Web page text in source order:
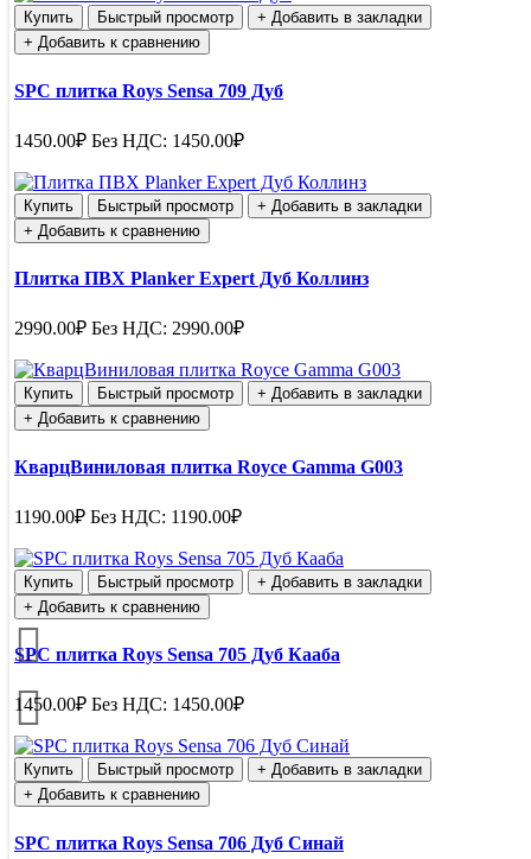
Купить Быстрый просмотр
+ Добавить в закладки
+ Добавить к сравнению
SPC плитка Roys Sensa 709 Дуб
1450.00₽ Без НДС: 1450.00₽
Купить Быстрый просмотр
+ Добавить в закладки
+ Добавить к сравнению
Плитка ПВХ Planker Expert Дуб Коллинз
2990.00₽ Без НДС: 2990.00₽
Купить Быстрый просмотр
+ Добавить в закладки
+ Добавить к сравнению
КварцВиниловая плитка Royce Gamma G003
1190.00₽ Без НДС: 1190.00₽
Купить Быстрый просмотр
+ Добавить в закладки
+ Добавить к сравнению
SPC плитка Roys Sensa 705 Дуб Кааба
1450.00₽ Без НДС: 1450.00₽
Купить Быстрый просмотр
+ Добавить в закладки
+ Добавить к сравнению
SPC плитка Roys Sensa 706 Дуб Синай